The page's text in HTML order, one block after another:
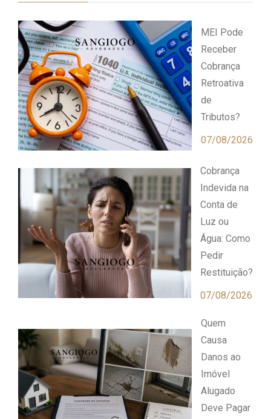
MEI Pode
Receber
Cobrança
Retroativa
de
Tributos?
07/08/2026
Cobrança
Indevida na
Conta de
Luz ou
Água: Como
Pedir
Restituição?
07/08/2026
Quem
Causa
Danos ao
Imóvel
Alugado
Deve Pagar